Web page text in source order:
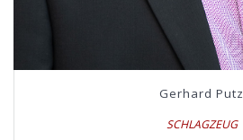
Gerhard Putz
SCHLAGZEUG